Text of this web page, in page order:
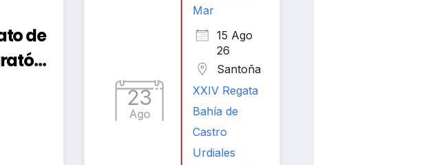
de
Mar
15 Ago
26
Santoña
23
Ago
XXIV Regata
Bahía de
Castro
Urdiales